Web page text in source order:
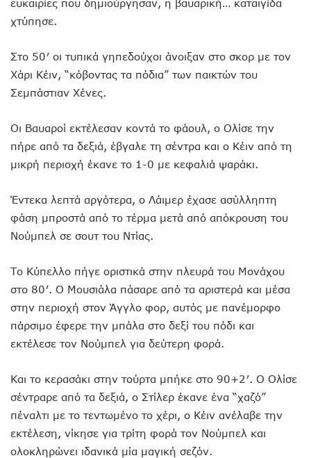
ευκαιρίες που δημιούργησαν, η βαυαρική… καταιγίδα
χτύπησε.
Στο 50′ οι τυπικά γηπεδούχοι άνοιξαν στο σκορ με τον
Χάρι Κέιν, “κόβοντας τα πόδια” των παικτών του
Σεμπάστιαν Χένες.
Οι Βαυαροί εκτέλεσαν κοντά το φάουλ, ο Ολίσε την
πήρε από τα δεξιά, έβγαλε τη σέντρα και ο Κέιν από τη
μικρή περιοχή έκανε το 1-0 με κεφαλιά ψαράκι.
Έντεκα λεπτά αργότερα, ο Λάιμερ έχασε ασύλληπτη
φάση μπροστά από το τέρμα μετά από απόκρουση του
Νούμπελ σε σουτ του Ντίας.
Το Κύπελλο πήγε οριστικά στην πλευρά του Μονάχου
στο 80′. Ο Μουσιάλα πάσαρε από τα αριστερά και μέσα
στην περιοχή στον Άγγλο φορ, αυτός με πανέμορφο
πάρσιμο έφερε την μπάλα στο δεξί του πόδι και
εκτέλεσε τον Νούμπελ για δεύτερη φορά.
Και το κερασάκι στην τούρτα μπήκε στο 90+2′. Ο Ολίσε
σέντραρε από τα δεξιά, ο Στίλερ έκανε ένα “χαζό”
πέναλτι με το τεντωμένο το χέρι, ο Κέιν ανέλαβε την
εκτέλεση, νίκησε για τρίτη φορά τον Νούμπελ και
ολοκληρώνει ιδανικά μία μαγική σεζόν.